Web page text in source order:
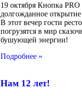
19 октября Кнопка PRO
долгожданное
В этот вечер гости
погрузятся в мир
бушующей энергии!
Подробнее »
Нам 12 лет!